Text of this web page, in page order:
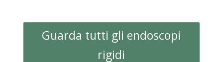
Guarda tutti gli endoscopi
rigidi